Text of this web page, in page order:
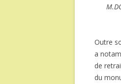
Outre
a
de
du